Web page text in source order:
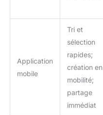
Application
mobile
Tri et
sélection
rapides;
création en
mobilité;
partage
immédiat